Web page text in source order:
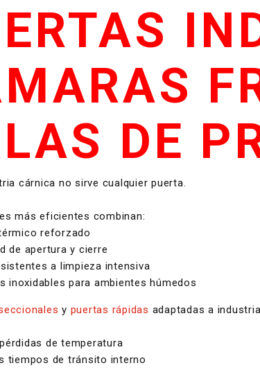
DE
cárnica no sirve cualquier puerta.
más eficientes combinan:
reforzado
de apertura y cierre
a limpieza intensiva
inoxidables para ambientes húmedos
y puertas rápidas adaptadas a
de temperatura
tiempos de tránsito interno